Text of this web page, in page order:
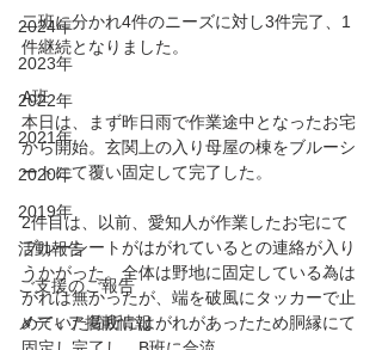
2024年
2023年
2022年
2021年
2020年
2019年
活動報告
ご支援のご報告
メディア掲載情報
二班に分かれ4件のニーズに対し3件完了、1
件継続となりました。
A班
本日は、まず昨日雨で作業途中となったお宅
から開始。玄関上の入り母屋の棟をブルーシ
ートにて覆い固定して完了した。
2件目は、以前、愛知人が作業したお宅にて
ブルーシートがはがれているとの連絡が入り
うかがった。全体は野地に固定している為は
がれは無かったが、端を破風にタッカーで止
めていた箇所にはがれがあったため胴縁にて